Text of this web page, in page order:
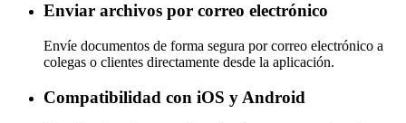
Enviar archivos por correo electrónico
Envíe documentos de forma segura por correo electrónico a
colegas o clientes directamente desde la aplicación.
Compatibilidad con iOS y Android